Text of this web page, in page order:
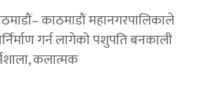
काठमाडौं महानगरपालिकाले
गर्न लागेको पशुपति बनकाली
कलात्मक